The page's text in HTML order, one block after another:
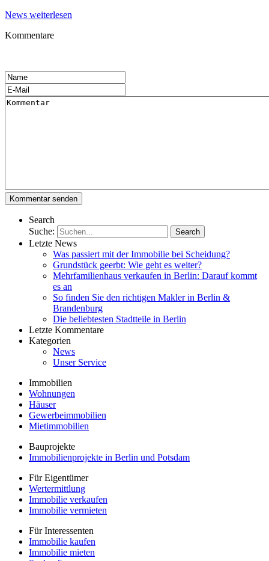
News weiterlesen
Kommentare
Search
Suche:
Letzte News
Was passiert mit der Immobilie bei Scheidung?
Grundstück geerbt: Wie geht es weiter?
Mehrfamilienhaus verkaufen in Berlin: Darauf kommt
es an
So finden Sie den richtigen Makler in Berlin &
Brandenburg
Die beliebtesten Stadtteile in Berlin
Letzte Kommentare
Kategorien
News
Unser Service
Immobilien
Wohnungen
Häuser
Gewerbeimmobilien
Mietimmobilien
Bauprojekte
Immobilienprojekte in Berlin und Potsdam
Für Eigentümer
Wertermittlung
Immobilie verkaufen
Immobilie vermieten
Für Interessenten
Immobilie kaufen
Immobilie mieten